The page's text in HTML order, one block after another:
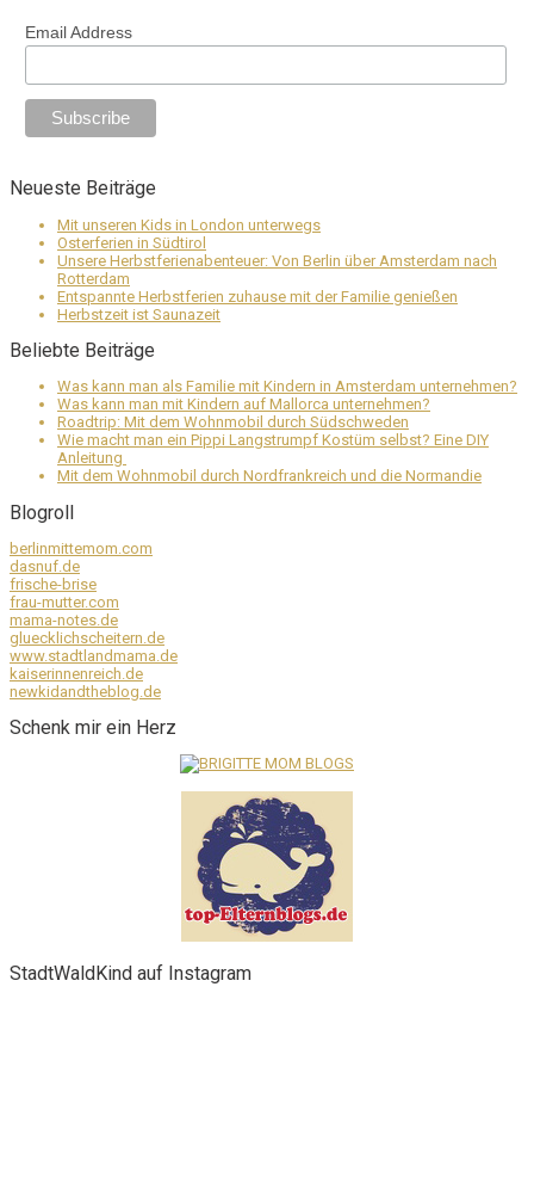
Email Address
Neueste Beiträge
Mit unseren Kids in London unterwegs
Osterferien in Südtirol
Unsere Herbstferienabenteuer: Von Berlin über Amsterdam nach
Rotterdam
Entspannte Herbstferien zuhause mit der Familie genießen
Herbstzeit ist Saunazeit
Beliebte Beiträge
Was kann man als Familie mit Kindern in Amsterdam unternehmen?
Was kann man mit Kindern auf Mallorca unternehmen?
Roadtrip: Mit dem Wohnmobil durch Südschweden
Wie macht man ein Pippi Langstrumpf Kostüm selbst? Eine DIY
Anleitung
Mit dem Wohnmobil durch Nordfrankreich und die Normandie
Blogroll
berlinmittemom.com
dasnuf.de
frische-brise
frau-mutter.com
mama-notes.de
gluecklichscheitern.de
www.stadtlandmama.de
kaiserinnenreich.de
newkidandtheblog.de
Schenk mir ein Herz
StadtWaldKind auf Instagram